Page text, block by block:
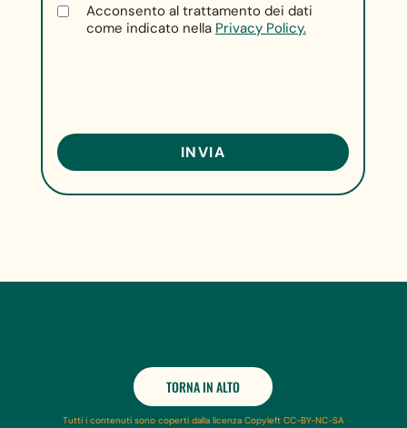
Acconsento al trattamento dei dati
come indicato nella Privacy Policy.
TORNA IN ALTO
Tutti i contenuti sono coperti dalla licenza Copyleft CC-BY-NC-SA